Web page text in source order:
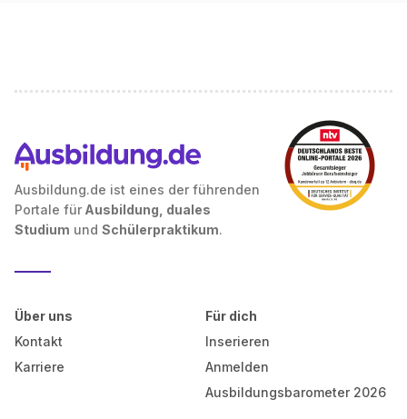
Ausbildung.de ist eines der führenden
Portale für Ausbildung, duales
Studium und Schülerpraktikum.
Über uns
Kontakt
Karriere
Für dich
Inserieren
Anmelden
Ausbildungsbarometer 2026